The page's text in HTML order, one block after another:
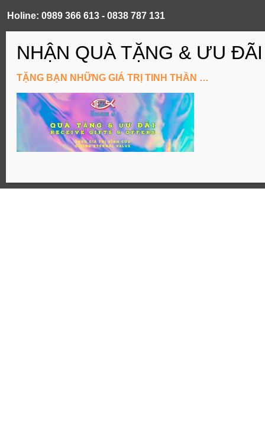
Holine: 0989 366 613 - 0838 787 131
ĐĂNG KÝ KÊNH YouTube
TẶNG BẠN NHỮNG GIÁ TRỊ TINH THẦN …